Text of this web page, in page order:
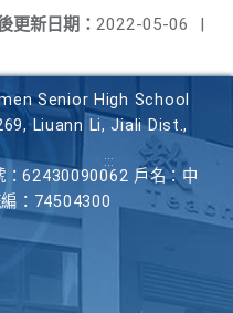
更新日期： 2022-05-06 |
Senior High School
Liuann Li, Jiali Dist.,
62430090062 戶名：中
：74504300